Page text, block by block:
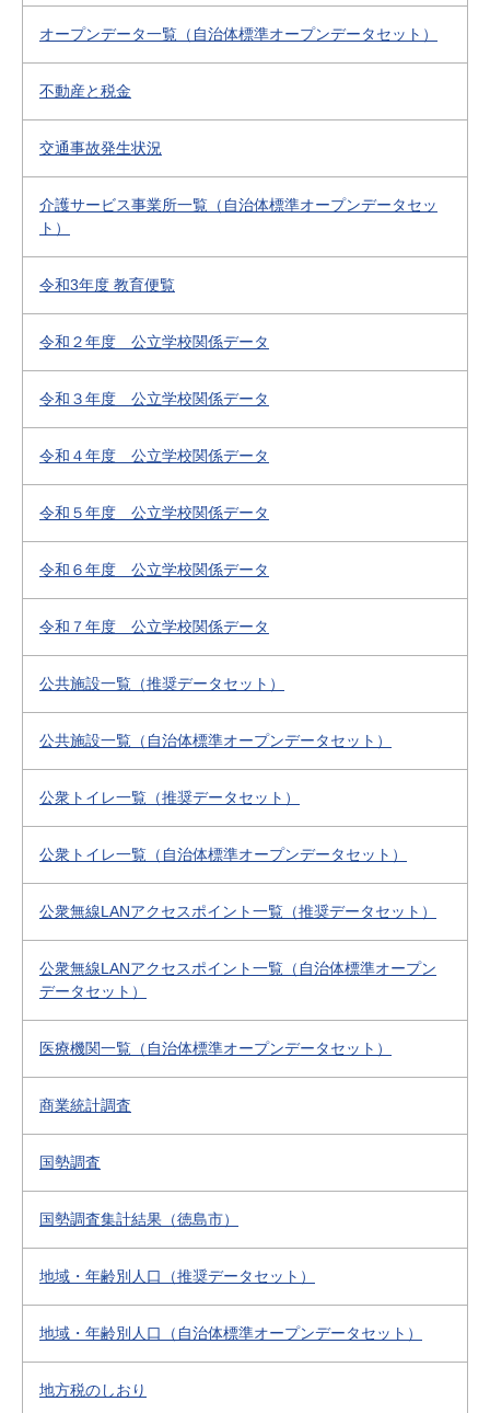
オープンデータ一覧（自治体標準オープンデータセット）
不動産と税金
交通事故発生状況
介護サービス事業所一覧（自治体標準オープンデータセッ
ト）
令和3年度 教育便覧
令和２年度 公立学校関係データ
令和３年度 公立学校関係データ
令和４年度 公立学校関係データ
令和５年度 公立学校関係データ
令和６年度 公立学校関係データ
令和７年度 公立学校関係データ
公共施設一覧（推奨データセット）
公共施設一覧（自治体標準オープンデータセット）
公衆トイレ一覧（推奨データセット）
公衆トイレ一覧（自治体標準オープンデータセット）
公衆無線LANアクセスポイント一覧（推奨データセット）
公衆無線LANアクセスポイント一覧（自治体標準オープン
データセット）
医療機関一覧（自治体標準オープンデータセット）
商業統計調査
国勢調査
国勢調査集計結果（徳島市）
地域・年齢別人口（推奨データセット）
地域・年齢別人口（自治体標準オープンデータセット）
地方税のしおり